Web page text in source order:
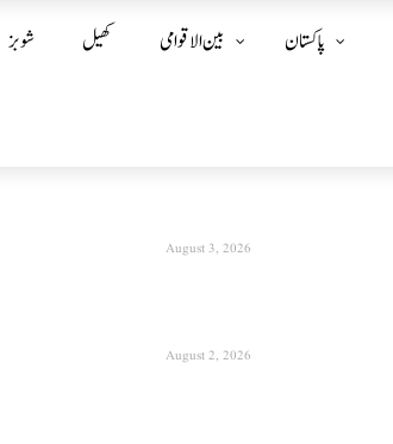
شوبز کھیل بین الا قوامی پاکستان
August 3, 2026
August 2, 2026